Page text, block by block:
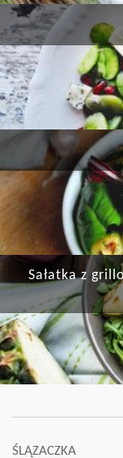
Sałatka z
ŚLĄZACZKA